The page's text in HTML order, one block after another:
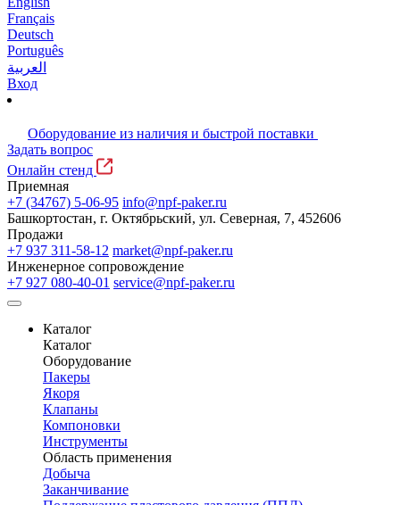
Français
Deutsch
Português
العربية
Вход
Оборудование из наличия и быстрой поставки
Задать вопрос
Онлайн стенд
Приемная
+7 (34767) 5-06-95 info@npf-paker.ru
Башкортостан, г. Октябрьский, ул. Северная, 7, 452606
Продажи
+7 937 311-58-12 market@npf-paker.ru
Инженерное сопровождение
+7 927 080-40-01 service@npf-paker.ru
Каталог
Каталог
Оборудование
Пакеры
Якоря
Клапаны
Компоновки
Инструменты
Область применения
Добыча
Заканчивание